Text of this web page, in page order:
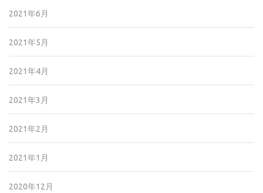
2021年6月
2021年5月
2021年4月
2021年3月
2021年2月
2021年1月
2020年12月